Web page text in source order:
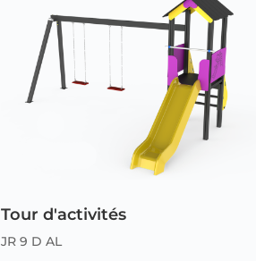
Tour d'activités
JR 9 D AL